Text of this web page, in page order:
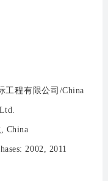
工程有限公司/China
China
2002, 2011